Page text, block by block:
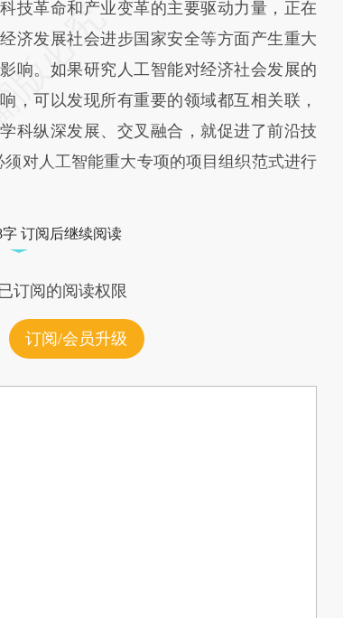
技革命和产业变革的主要驱动力量，正在
济发展社会进步国家安全等方面产生重大
响。如果研究人工智能对经济社会发展的
，可以发现所有重要的领域都互相关联，
科纵深发展、交叉融合，就促进了前沿技
对人工智能重大专项的项目组织范式进行
字 订阅后继续阅读
订阅的阅读权限
订阅/会员升级